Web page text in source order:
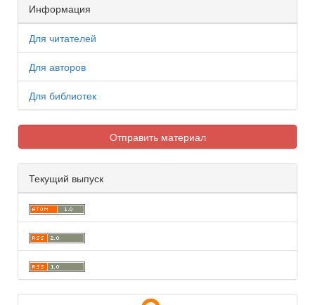
Информация
Для читателей
Для авторов
Для библиотек
Отправить материал
Текущий выпуск